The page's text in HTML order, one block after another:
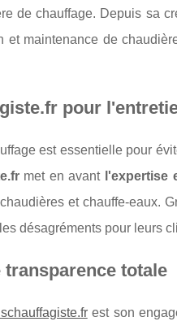
de chauffage. Depuis sa
maintenance de
pour
est essentielle pour
met en avant l'expertise
et chauffe-eaux.
désagréments pour leurs
transparence totale
est son